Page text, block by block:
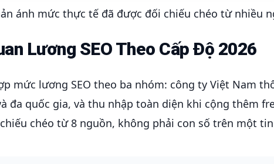
ánh mức thực tế đã được đối chiếu chéo từ nhiều
Lương SEO Theo Cấp Độ 2026
mức lương SEO theo ba nhóm: công ty Việt Nam
đa quốc gia, và thu nhập toàn diện khi cộng thêm
chéo từ 8 nguồn, không phải con số trên một